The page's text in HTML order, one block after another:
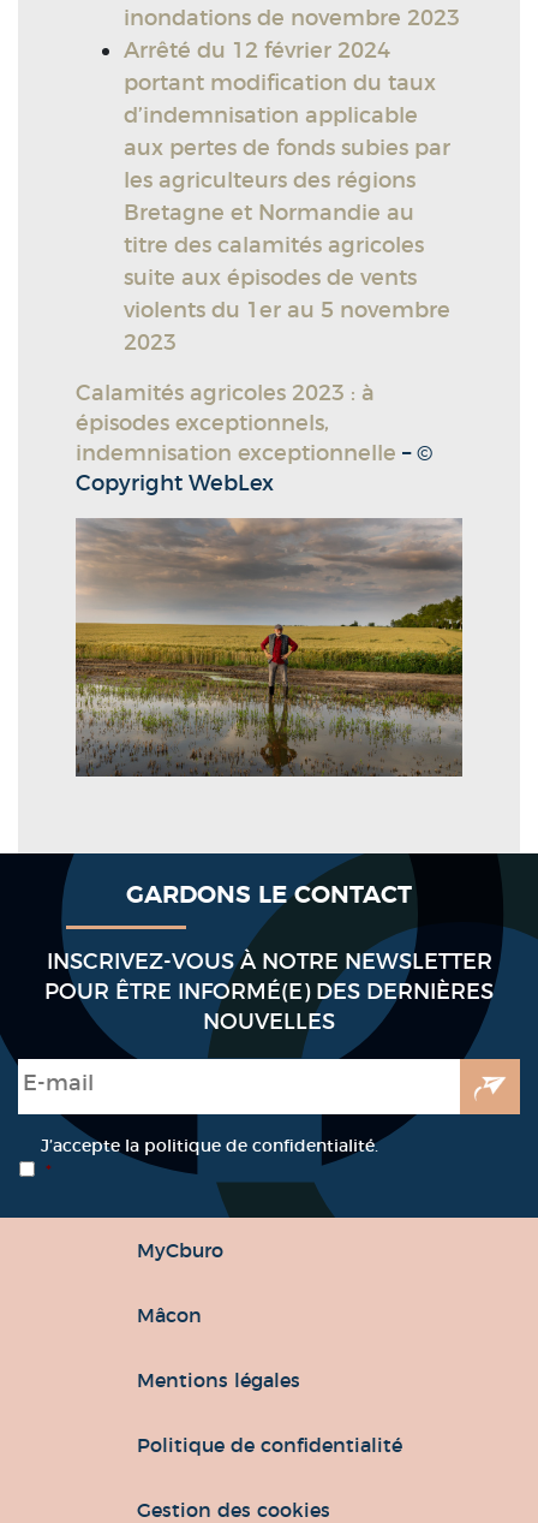
inondations de novembre 2023
Arrêté du 12 février 2024
portant modification du taux
d’indemnisation applicable
aux pertes de fonds subies par
les agriculteurs des régions
Bretagne et Normandie au
titre des calamités agricoles
suite aux épisodes de vents
violents du 1er au 5 novembre
2023
Calamités agricoles 2023 : à
épisodes exceptionnels,
indemnisation exceptionnelle – ©
Copyright WebLex
GARDONS LE CONTACT
INSCRIVEZ-VOUS À NOTRE NEWSLETTER
POUR ÊTRE INFORMÉ(E) DES DERNIÈRES
NOUVELLES
E-mail
RGPD *
J’accepte la politique de confidentialité.
*
MyCburo
Mâcon
Mentions légales
Politique de confidentialité
Gestion des cookies